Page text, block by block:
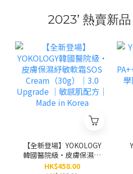
2023’ 熱賣新
【全新登場】YOKOLOGY
韓國醫院級‧皮膚保濕紓
敏軟霜SOS
HK$458.00